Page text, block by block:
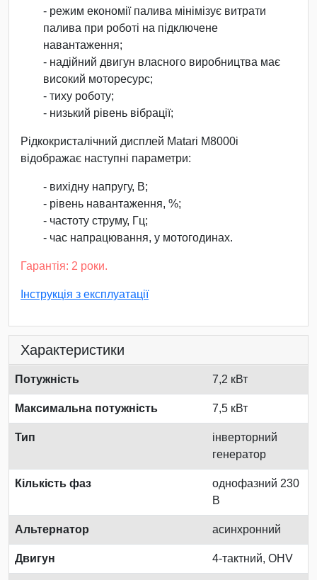
- режим економії палива мінімізує витрати
палива при роботі на підключене
навантаження;
- надійний двигун власного виробництва має
високий моторесурс;
- тиху роботу;
- низький рівень вібрації;
Рідкокристалічний дисплей Matari M8000i
відображає наступні параметри:
- вихідну напругу, В;
- рівень навантаження, %;
- частоту струму, Гц;
- час напрацювання, у мотогодинах.
Гарантія: 2 роки.
Інструкція з експлуатації
Характеристики
Потужність 7,2 кВт
Максимальна потужність 7,5 кВт
Тип
інверторний
генератор
Кількість фаз
однофазний 230
В
Альтернатор асинхронний
Двигун 4-тактний, OHV